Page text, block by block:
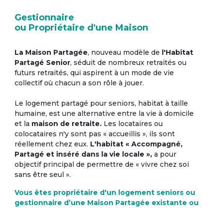
Gestionnaire
ou Propriétaire d'une Maison
La Maison Partagée, nouveau modèle de l'Habitat
Partagé Senior, séduit de nombreux retraités ou
futurs retraités, qui aspirent à un mode de vie
collectif où chacun a son rôle à jouer.
Le logement partagé pour seniors, habitat à taille
humaine, est une alternative entre la vie à domicile
et la maison de retraite. Les locataires ou
colocataires n'y sont pas « accueillis », ils sont
réellement chez eux. L'habitat « Accompagné,
Partagé et inséré dans la vie locale », a pour
objectif principal de permettre de « vivre chez soi
sans être seul ».
Vous êtes propriétaire d'un logement seniors ou
gestionnaire d’une Maison Partagée existante ou